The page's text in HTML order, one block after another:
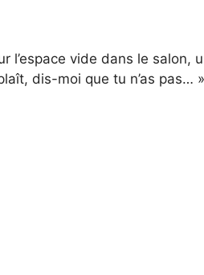
l’espace vide dans le salon,
dis-moi que tu n’as pas…